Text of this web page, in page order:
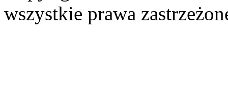
wszystkie prawa